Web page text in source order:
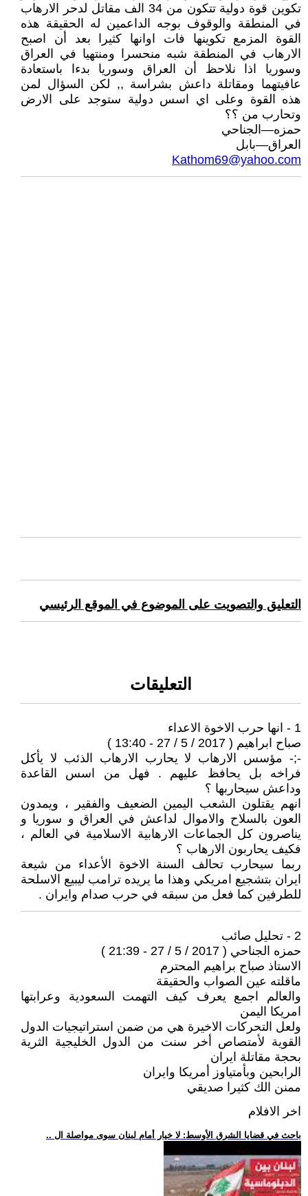
تكوين قوة دولية تتكون من 34 الف مقاتل لدحر الارهاب
في المنطقة والوقوف بوجه الداعمين له الحقيقة هذه
القوة المزمع تكوينها فات اوانها كثيرا بعد أن اصبح
الارهاب في المنطقة شبه منحسرا ومنتهيا في العراق
وسوريا اذا نلاحظ أن العراق وسوريا بدءا باستعادة
عافيتهما ومقاتلة داعش بشراسة ,, لكن السؤال لمن
هذه القوة وعلى اي اسس دولية ستوجد على الارض
وتحارب من ؟؟
حمزه—الجناحي
العراق—بابل
Kathom69@yahoo.com
التعليق والتصويت على الموضوع في الموقع الرئيسي
التعليقات
1 - انها حرب الاخوة الاعداء
صباح ابراهيم ( 2017 / 5 / 27 - 13:40 )
-;- مؤسس الارهاب لا يحارب الارهاب الذئب لا يأكل
فراخه بل يحافظ عليهم . فهل من اسس القاعدة
وداعش سيحاربها ؟
انهم يقتلون الشعب اليمين الضعيف والفقير ، ويمدون
العون بالسلاح والاموال لداعش في العراق و سوريا و
يناصرون كل الجماعات الارهابية الاسلامية في العالم ،
فكيف يحاربون الارهاب ؟
ربما سيحارب تحالف السنة الاخوة الأعداء من شيعة
ايران بتشجيع امريكي وهذا ما يريده ترامب ليبيع الاسلحة
للطرفين كما فعل من سبقه في حرب صدام وايران .
2 - تحليل صائب
حمزه الجناحي ( 2017 / 5 / 27 - 21:39 )
الاستاذ صباح براهيم المحترم
ماقلته عين الصواب والحقيقة
والعالم اجمع يعرف كيف التهمت السعودية وعرابتها
امريكا اليمن
ولعل التحركات الاخيرة هي من ضمن استراتيجيات الدول
القوية لأمتصاص أخر سنت من الدول الخليجية الثرية
بحجة مقاتلة ايران
الرابحين وبأمتياوز أمريكا وايران
ممنن الك كثيرا صديقي
اخر الافلام
.. باحث في قضايا الشرق الأوسط: لا خيار أمام لبنان سوى مواصلة ال